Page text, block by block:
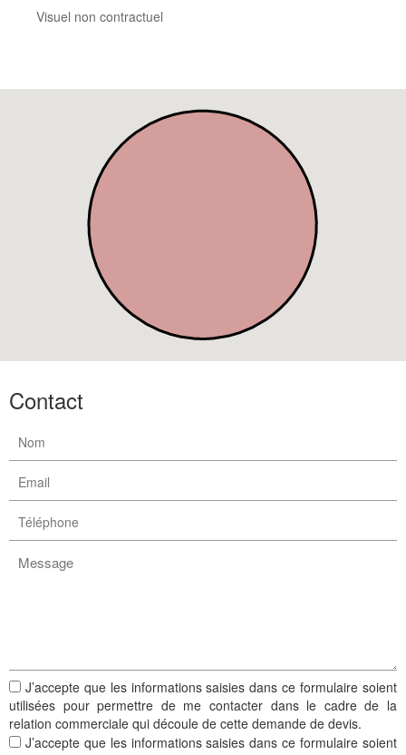
Visuel non contractuel
Contact
J’accepte que les informations saisies dans ce formulaire soient
utilisées pour permettre de me contacter dans le cadre de la
relation commerciale qui découle de cette demande de devis.
J’accepte que les informations saisies dans ce formulaire soient